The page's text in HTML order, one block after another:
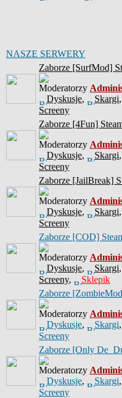
NASZE SERWERY
Zaborze [SurfMod]
Moderatorzy
Dyskusje, Skargi,
Screeny
Zaborze [4Fun]
Moderatorzy
Dyskusje, Skargi,
Screeny
Zaborze [JailBreak]
Moderatorzy
Dyskusje, Skargi,
Screeny
Zaborze [COD]
Moderatorzy
Dyskusje, Skargi,
Screeny,
Sklepik
Zaborze
Moderatorzy
Dyskusje, Skargi,
Screeny
Zaborze [Only
Moderatorzy
Dyskusje, Skargi,
Screeny